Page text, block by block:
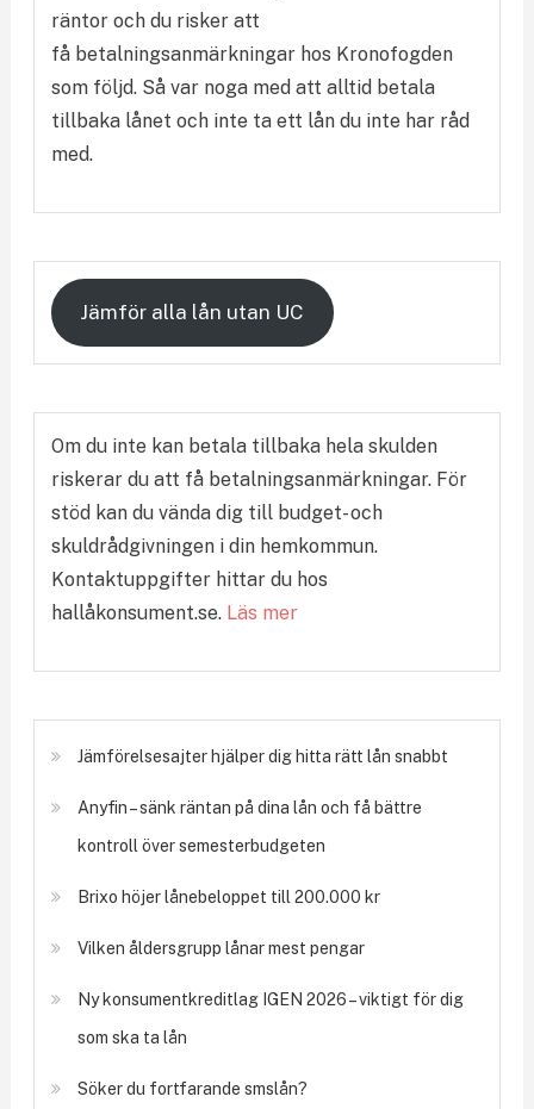
räntor och du risker att
få betalningsanmärkningar hos Kronofogden
som följd. Så var noga med att alltid betala
tillbaka lånet och inte ta ett lån du inte har råd
med.
Jämför alla lån utan UC
Om du inte kan betala tillbaka hela skulden
riskerar du att få betalningsanmärkningar. För
stöd kan du vända dig till budget- och
skuldrådgivningen i din hemkommun.
Kontaktuppgifter hittar du hos
hallåkonsument.se. Läs mer
Jämförelsesajter hjälper dig hitta rätt lån snabbt
Anyfin – sänk räntan på dina lån och få bättre
kontroll över semesterbudgeten
Brixo höjer lånebeloppet till 200.000 kr
Vilken åldersgrupp lånar mest pengar
Ny konsumentkreditlag IGEN 2026 – viktigt för dig
som ska ta lån
Söker du fortfarande smslån?